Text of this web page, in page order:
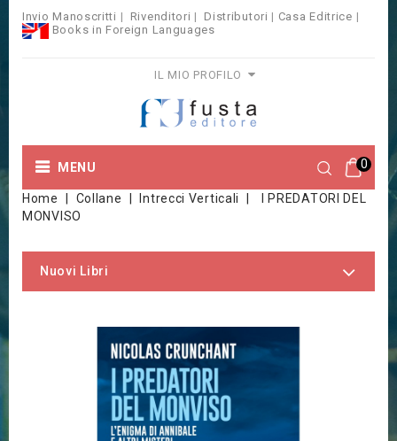
Invio Manoscritti | Rivenditori | Distributori | Casa Editrice |
Books in Foreign Languages
IL MIO PROFILO
0
MENU
Home Collane Intrecci Verticali
I PREDATORI DEL
MONVISO
Nuovi Libri